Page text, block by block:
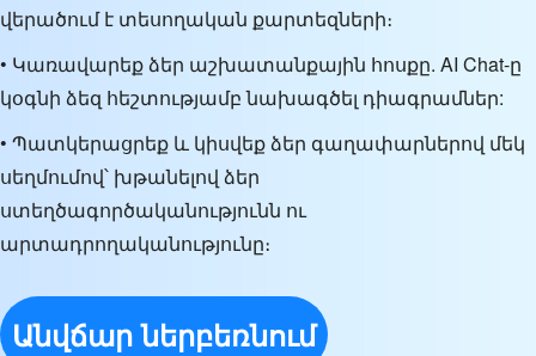
վերածում է տեսողական քարտեզների։
• Կառավարեք ձեր աշխատանքային հոսքը. AI Chat-ը
կօգնի ձեզ հեշտությամբ նախագծել դիագրամներ:
• Պատկերացրեք և կիսվեք ձեր գաղափարներով մեկ
սեղմումով՝ խթանելով ձեր
ստեղծագործականությունն ու
արտադրողականությունը։
Անվճար ներբեռնում